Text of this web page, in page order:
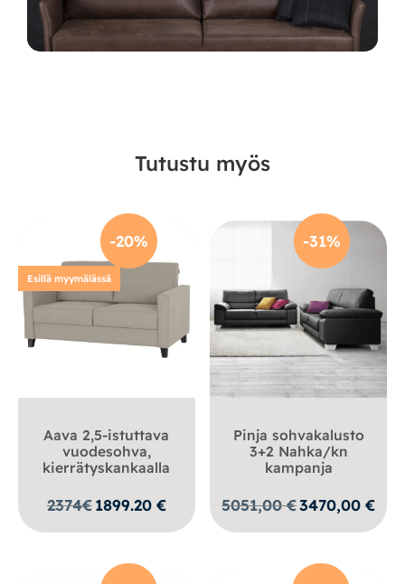
Tutustu myös
-20%
Esillä myymälässä
Aava 2,5-istuttava
vuodesohva,
kierrätyskankaalla
2374€1899.20 €
-31%
Pinja sohvakalusto
3+2 Nahka/kn
kampanja
5051,00€ Alkuperäinen
oli:
3470,00€
hinta